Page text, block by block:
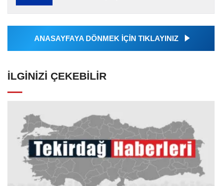
Ajansı tarafından...
ANASAYFAYA DÖNMEK İÇİN TIKLAYINIZ
İLGINIZI ÇEKEBILIR